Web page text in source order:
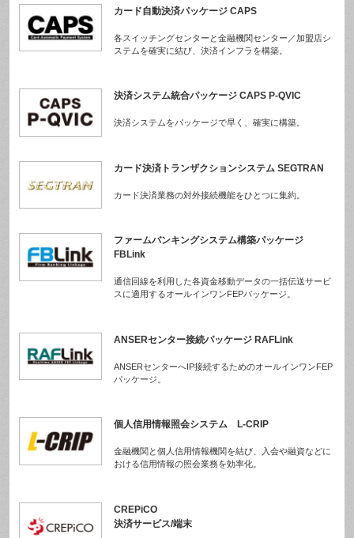
カード自動決済パッケージ CAPS
各スイッチングセンターと金融機関センター／加盟店シ
ステムを確実に結び、決済インフラを構築。
決済システム統合パッケージ CAPS P-QVIC
決済システムをパッケージで早く、確実に構築。
カード決済トランザクションシステム SEGTRAN
カード決済業務の対外接続機能をひとつに集約。
ファームバンキングシステム構築パッケージ
FBLink
通信回線を利用した各資金移動データの一括伝送サービ
スに適用するオールインワンFEPパッケージ。
ANSERセンター接続パッケージ RAFLink
ANSERセンターへIP接続するためのオールインワンFEP
パッケージ。
個人信用情報照会システム L-CRIP
金融機関と個人信用情報機関を結び、入会や融資などに
おける信用情報の照会業務を効率化。
CREPiCO
決済サービス/端末